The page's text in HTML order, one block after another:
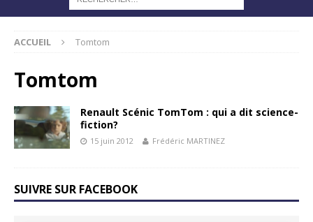
ACCUEIL Tomtom
Tomtom
Renault Scénic TomTom : qui a dit science-
fiction?
15 juin 2012 Frédéric MARTINEZ
SUIVRE SUR FACEBOOK